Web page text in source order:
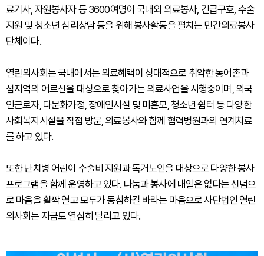
료기사, 자원봉사자 등 3600여명이 국내외 의료봉사, 긴급구호, 수술
지원 및 청소년 심리상담 등을 위해 봉사활동을 펼치는 민간의료봉사
단체이다.
열린의사회는 국내에서는 의료혜택이 상대적으로 취약한 농어촌과
섬지역의 어르신을 대상으로 찾아가는 의료사업을 시행중이며, 외국
인근로자, 다문화가정, 장애인시설 및 미혼모, 청소년 쉼터 등 다양한
사회복지시설을 직접 방문, 의료봉사와 함께 협력병원과의 연계치료
를 하고 있다.
또한 난치병 어린이 수술비 지원과 독거노인을 대상으로 다양한 봉사
프로그램을 함께 운영하고 있다. 나눔과 봉사에 내일은 없다는 신념으
로 마음을 활짝 열고 모두가 동참하길 바라는 마음으로 사단법인 열린
의사회는 지금도 열심히 달리고 있다.